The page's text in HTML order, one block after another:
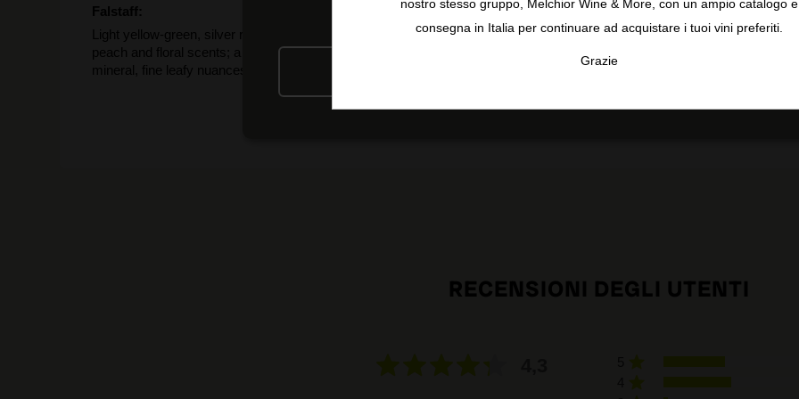
Falstaff:
Light yellow-green, silver reflections; discreet delicate mousse. Fine herbal spiciness and nutty notes lie under
peach and floral scents; a slightly restrained bouquet. Medium complexity, ripe yellow apple, pleasant acidity,
mineral, fine leafy nuances, mineral finish, lemon-honey echoes on the finish.
RECENSIONI DEGLI UTENTI
nostro stesso gruppo, Melchior Wine & More, con un ampio catalogo e
consegna in Italia per continuare ad acquistare i tuoi vini preferiti.
Grazie